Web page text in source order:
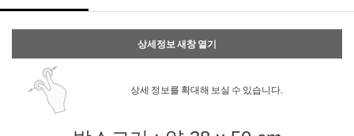
상세정보 새창 열기
상세 정보를 확대해 보실 수 있습니다.